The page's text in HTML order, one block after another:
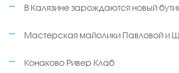
В Калязине зарождаются новый
Мастерская майолики Павловой и
Конаково Ривер Клаб